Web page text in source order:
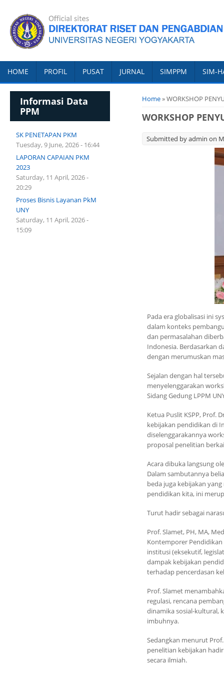
HOME PROFIL PUSAT JURNAL SIMPPM SIM-
You are here
Home» WORKSHOP
WORKSHOP
Submitted byadmin on
Pada era globalisasi ini
dalam konteks
dan permasalahan
Indonesia. Berdasarkan
dengan merumuskan
Sejalan dengan hal
menyelenggarakan
Sidang Gedung LPPM
Ketua Puslit KSPP, Prof.
kebijakan pendidikan di
diselenggarakannya
proposal penelitian
Acara dibuka langsung
Dalam sambutannya
beda juga kebijakan
pendidikan kita, ini
Turut hadir sebagai
Prof. Slamet, PH, MA,
Kontemporer
institusi (eksekutif,
dampak kebijakan
terhadap pencerdasan
Prof. Slamet
regulasi, rencana
dinamika sosial-kultural,
imbuhnya.
Sedangkan menurut
penelitian kebijakan
secara ilmiah.
Informasi Data
PPM
SK PENETAPAN PKM
Tuesday, 9 June, 2026 - 16:44
LAPORAN CAPAIAN PKM
2023
Saturday, 11 April, 2026 -
20:29
Proses Bisnis Layanan PkM
UNY
Saturday, 11 April, 2026 -
15:09